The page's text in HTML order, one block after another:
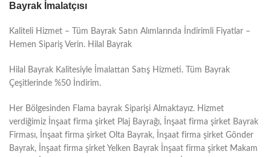
Bayrak İmalatçısı
Kaliteli Hizmet – Tüm Bayrak Satın Alımlarında İndirimli Fiyatlar –
Hemen Sipariş Verin. Hilal Bayrak
Hilal Bayrak Kalitesiyle İmalattan Satış Hizmeti. Tüm Bayrak
Çeşitlerinde %50 İndirim.
Her Bölgesinden Flama bayrak Siparişi Almaktayız. Hizmet
verdiğimiz İnşaat firma şirket Plaj Bayrağı, İnşaat firma şirket Bayrak
Firması, İnşaat firma şirket Olta Bayrak, İnşaat firma şirket Gönder
Bayrak, İnşaat firma şirket Yelken Bayrak İnşaat firma şirket Makam